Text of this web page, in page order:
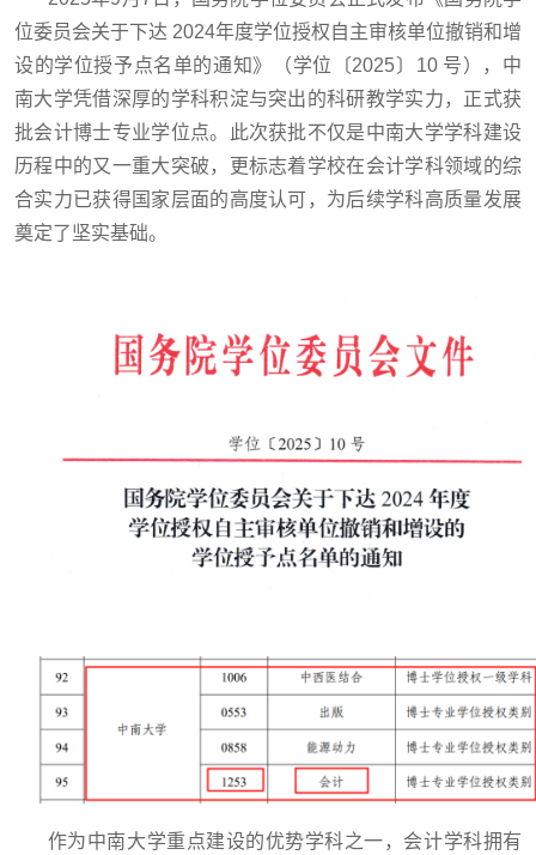
位委员会关于下达 2024年度学位授权自主审核单位撤销和增
设的学位授予点名单的通知》（学位〔2025〕10 号），中
南大学凭借深厚的学科积淀与突出的科研教学实力，正式获
批会计博士专业学位点。此次获批不仅是中南大学学科建设
历程中的又一重大突破，更标志着学校在会计学科领域的综
合实力已获得国家层面的高度认可，为后续学科高质量发展
奠定了坚实基础。
作为中南大学重点建设的优势学科之一，会计学科拥有